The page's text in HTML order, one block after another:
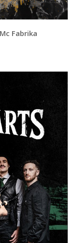
Fabrika